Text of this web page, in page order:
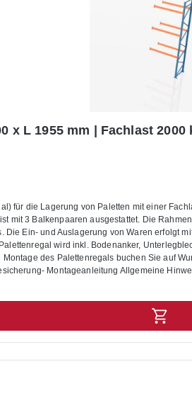
x L 1955 mm | Fachlast
für die Lagerung von Paletten mit einer
Balkenpaaren ausgestattet. Die Rahmen sind
Ein- und Auslagerung von Waren erfolgt
wird inkl. Bodenanker,
Sie auf Wunsch im Warenkorb dazu. Lieferumfang: In der Lieferung
Montageanleitung Allgemeine
bei einer Fachhöhe von 1200 mm